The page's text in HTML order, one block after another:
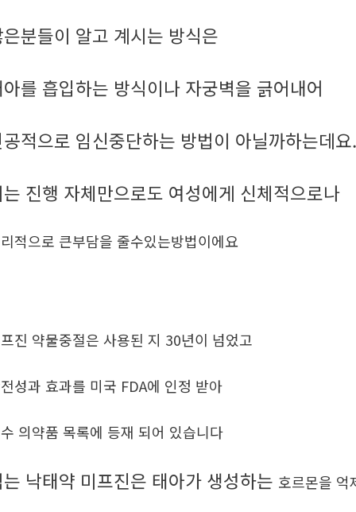
분들이 알고 계시는 방식은
를 흡입하는 방식이나 자궁벽을 긁어내어
적으로 임신중단하는 방법이 아닐까하는데
진행 자체만으로도 여성에게 신체적으로나
적으로 큰부담을 줄수있는방법이에요
진 약물중절은 사용된 지 30년이 넘었고
성과 효과를 미국 FDA에 인정 받아
의약품 목록에 등재 되어 있습니다
낙태약 미프진은 태아가 생성하는 호르몬을